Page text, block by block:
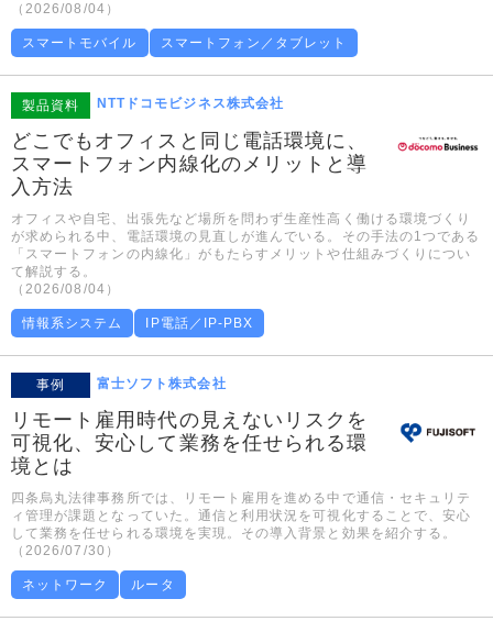
（2026/08/04）
スマートモバイル スマートフォン／タブレット
製品資料 NTTドコモビジネス株式会社
どこでもオフィスと同じ電話環境に、
スマートフォン内線化のメリットと導
入方法
オフィスや自宅、出張先など場所を問わず生産性高く働ける環境づくり
が求められる中、電話環境の見直しが進んでいる。その手法の1つである
「スマートフォンの内線化」がもたらすメリットや仕組みづくりについ
て解説する。
（2026/08/04）
情報系システム IP電話／IP-PBX
事例 富士ソフト株式会社
リモート雇用時代の見えないリスクを
可視化、安心して業務を任せられる環
境とは
四条烏丸法律事務所では、リモート雇用を進める中で通信・セキュリテ
ィ管理が課題となっていた。通信と利用状況を可視化することで、安心
して業務を任せられる環境を実現。その導入背景と効果を紹介する。
（2026/07/30）
ネットワーク ルータ